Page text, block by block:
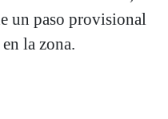
un paso provisional
la zona.